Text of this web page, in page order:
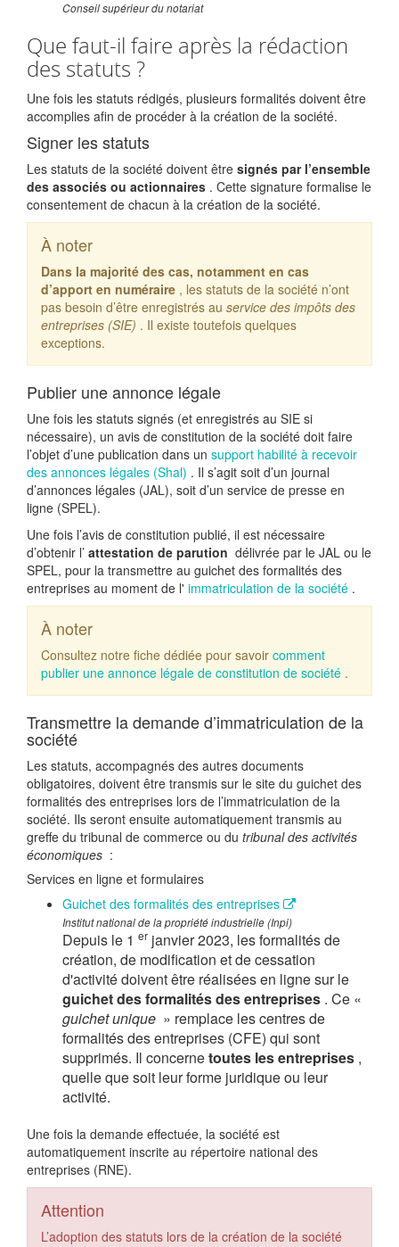
Conseil supérieur du notariat
Que faut-il faire après la rédaction
des statuts ?
Une fois les statuts rédigés, plusieurs formalités doivent être
accomplies afin de procéder à la création de la société.
Signer les statuts
Les statuts de la société doivent être signés par l’ensemble
des associés ou actionnaires . Cette signature formalise le
consentement de chacun à la création de la société.
À noter
Dans la majorité des cas, notamment en cas
d’apport en numéraire , les statuts de la société n’ont
pas besoin d’être enregistrés au service des impôts des
entreprises (SIE) . Il existe toutefois quelques
exceptions.
Publier une annonce légale
Une fois les statuts signés (et enregistrés au SIE si
nécessaire), un avis de constitution de la société doit faire
l’objet d’une publication dans un support habilité à recevoir
des annonces légales (Shal) . Il s’agit soit d’un journal
d’annonces légales (JAL), soit d’un service de presse en
ligne (SPEL).
Une fois l’avis de constitution publié, il est nécessaire
d’obtenir l’ attestation de parution délivrée par le JAL ou le
SPEL, pour la transmettre au guichet des formalités des
entreprises au moment de l' immatriculation de la société .
À noter
Consultez notre fiche dédiée pour savoir comment
publier une annonce légale de constitution de société .
Transmettre la demande d’immatriculation de la
société
Les statuts, accompagnés des autres documents
obligatoires, doivent être transmis sur le site du guichet des
formalités des entreprises lors de l’immatriculation de la
société. Ils seront ensuite automatiquement transmis au
greffe du tribunal de commerce ou du tribunal des activités
économiques :
Services en ligne et formulaires
Guichet des formalités des entreprises
Institut national de la propriété industrielle (Inpi)
Depuis le 1 er janvier 2023, les formalités de
création, de modification et de cessation
d'activité doivent être réalisées en ligne sur le
guichet des formalités des entreprises . Ce «
guichet unique » remplace les centres de
formalités des entreprises (CFE) qui sont
supprimés. Il concernetoutes les entreprises ,
quelle que soit leur forme juridique ou leur
activité.
Une fois la demande effectuée, la société est
automatiquement inscrite au répertoire national des
entreprises (RNE).
Attention
L’adoption des statuts lors de la création de la société